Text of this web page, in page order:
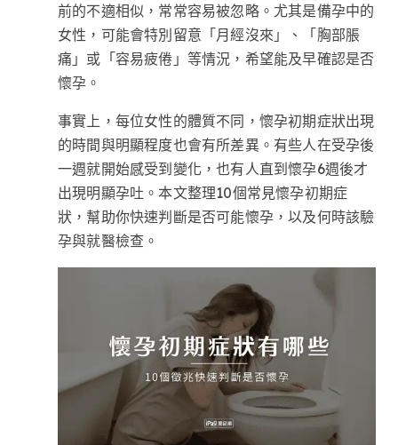
前的不適相似，常常容易被忽略。尤其是備孕中的
女性，可能會特別留意「月經沒來」、「胸部脹
痛」或「容易疲倦」等情況，希望能及早確認是否
懷孕。
事實上，每位女性的體質不同，懷孕初期症狀出現
的時間與明顯程度也會有所差異。有些人在受孕後
一週就開始感受到變化，也有人直到懷孕6週後才
出現明顯孕吐。本文整理10個常見懷孕初期症
狀，幫助你快速判斷是否可能懷孕，以及何時該驗
孕與就醫檢查。